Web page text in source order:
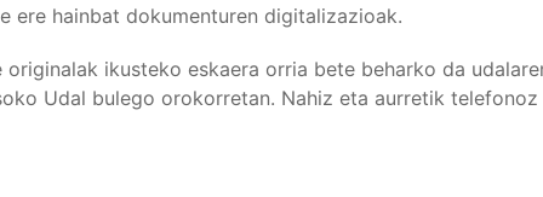
ere hainbat dokumenturen digitalizazioak.
originalak ikusteko eskaera orria bete beharko da
Udal bulego orokorretan. Nahiz eta aurretik